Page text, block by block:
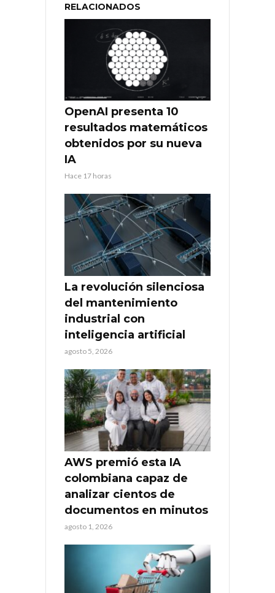
RELACIONADOS
OpenAI presenta 10
resultados matemáticos
obtenidos por su nueva
IA
Hace 17 horas
La revolución silenciosa
del mantenimiento
industrial con
inteligencia artificial
agosto 5, 2026
AWS premió esta IA
colombiana capaz de
analizar cientos de
documentos en minutos
agosto 1, 2026